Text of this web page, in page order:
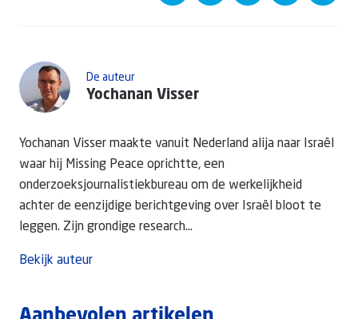
De auteur
Yochanan Visser
Yochanan Visser maakte vanuit Nederland alija naar Israël
waar hij Missing Peace oprichtte, een
onderzoeksjournalistiekbureau om de werkelijkheid
achter de eenzijdige berichtgeving over Israël bloot te
leggen. Zijn grondige research...
Bekijk auteur